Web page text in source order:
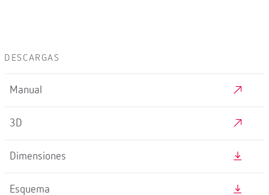
DESCARGAS
Manual
3D
Dimensiones
Esquema